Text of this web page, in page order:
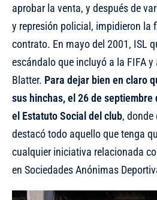
aprobar la venta, y después de
y represión policial, impidieron la
contrato. En mayo del 2001, ISL
escándalo que incluyó a la FIFA
Blatter. Para dejar bien en claro
sus hinchas, el 26 de
el Estatuto Social del club, donde
destacó todo aquello que tenga
cualquier iniciativa relacionada
en Sociedades Anónimas